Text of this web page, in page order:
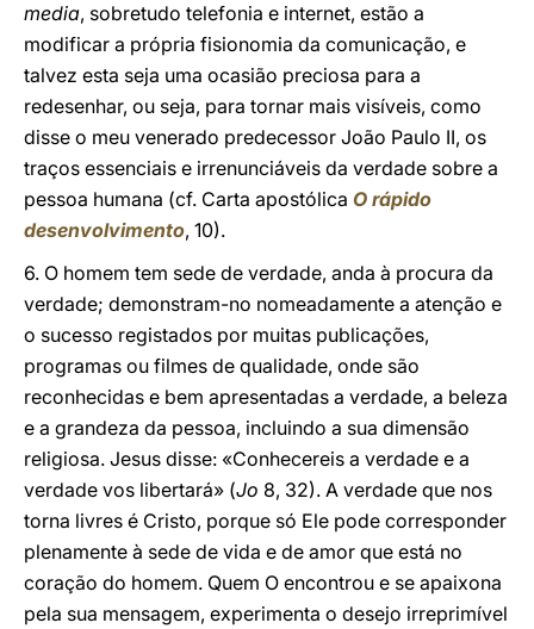
media, sobretudo telefonia e internet, estão a
modificar a própria fisionomia da comunicação, e
talvez esta seja uma ocasião preciosa para a
redesenhar, ou seja, para tornar mais visíveis, como
disse o meu venerado predecessor João Paulo II, os
traços essenciais e irrenunciáveis da verdade sobre a
pessoa humana (cf. Carta apostólica O rápido
desenvolvimento, 10).
6. O homem tem sede de verdade, anda à procura da
verdade; demonstram-no nomeadamente a atenção e
o sucesso registados por muitas publicações,
programas ou filmes de qualidade, onde são
reconhecidas e bem apresentadas a verdade, a beleza
e a grandeza da pessoa, incluindo a sua dimensão
religiosa. Jesus disse: «Conhecereis a verdade e a
verdade vos libertará» (Jo 8, 32). A verdade que nos
torna livres é Cristo, porque só Ele pode corresponder
plenamente à sede de vida e de amor que está no
coração do homem. Quem O encontrou e se apaixona
pela sua mensagem, experimenta o desejo irreprimível